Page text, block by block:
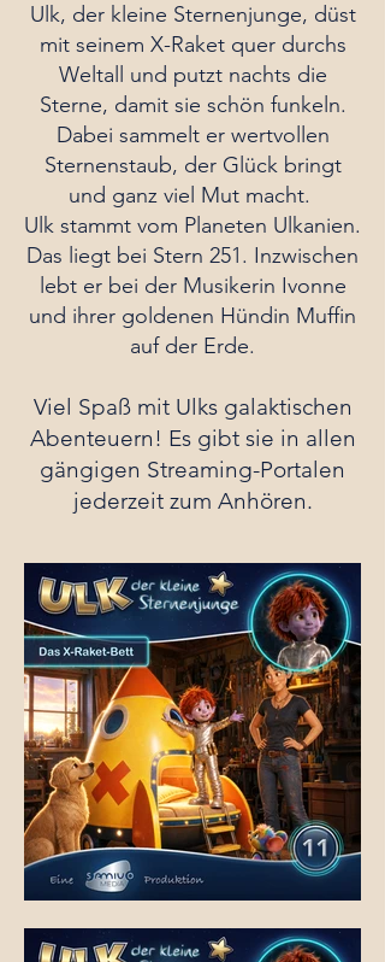
Ulk, der kleine Sternenjunge, düst
mit seinem X-Raket quer durchs
Weltall und putzt nachts die
Sterne, damit sie schön funkeln.
Dabei sammelt er wertvollen
Sternenstaub, der Glück bringt
und ganz viel Mut macht.
Ulk stammt vom Planeten Ulkanien.
Das liegt bei Stern 251. Inzwischen
lebt er bei der Musikerin Ivonne
und ihrer goldenen Hündin Muffin
auf der Erde.
Viel Spaß mit Ulks galaktischen
Abenteuern! Es gibt sie in allen
gängigen Streaming-Portalen
jederzeit zum Anhören.